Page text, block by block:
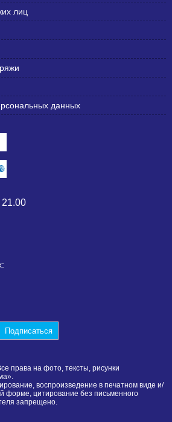
лиц
данных
права на фото, тексты, рисунки
воспроизведение в печатном виде и/
форме, цитирование без письменного
запрещено.